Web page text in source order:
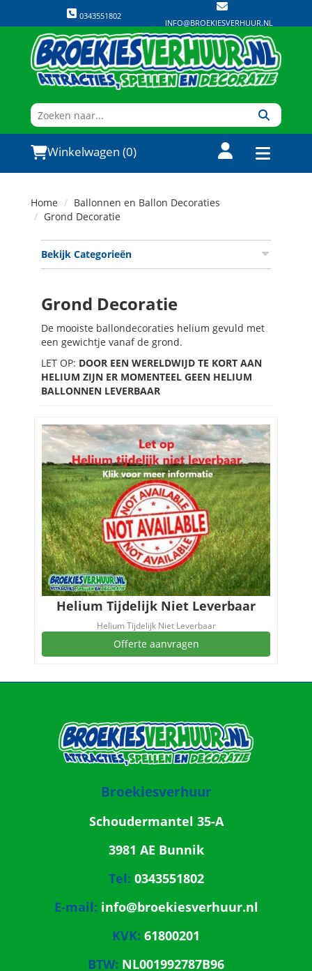
0343551802
INFO@BROEKIESVERHUUR.NL
Winkelwagen (0)
Home
Ballonnen en Ballon Decoraties
Grond Decoratie
Bekijk Categorieën
Grond Decoratie
De mooiste ballondecoraties helium gevuld met
een gewichtje vanaf de grond.
LET OP: DOOR EEN WERELDWIJD TE KORT AAN
HELIUM ZIJN ER MOMENTEEL GEEN HELIUM
BALLONNEN LEVERBAAR
Helium Tijdelijk Niet Leverbaar
Helium Tijdelijk Niet Leverbaar
Offerte aanvragen
Broekiesverhuur
Schoudermantel 35-A
3981 AE Bunnik
Tel: 0343551802
E-mail: info@broekiesverhuur.nl
KVK: 61800201
BTW: NL001992787B96